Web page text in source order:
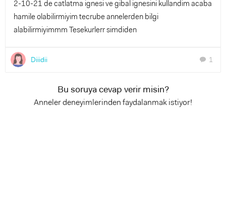
2-10-21 de catlatma ignesi ve gibal ignesini kullandim acaba
hamile olabilirmiyim tecrube annelerden bilgi
alabilirmiyimmm Tesekurlerr simdiden
Diiidii chat 1
Bu soruya cevap verir misin?
Anneler deneyimlerinden faydalanmak istiyor!